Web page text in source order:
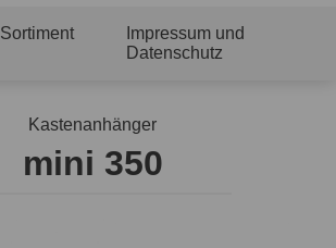
Sortiment
Impressum und
Datenschutz
Kastenanhänger
mini 350